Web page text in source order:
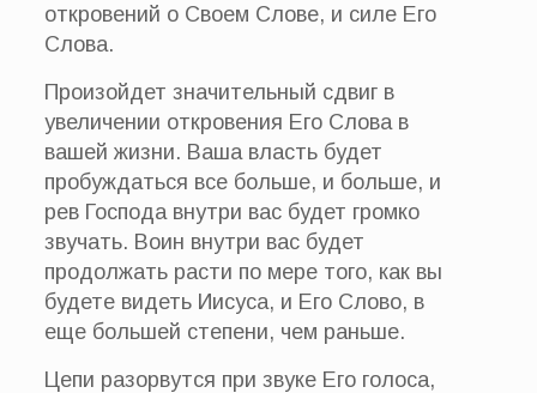
откровений о Своем Слове, и силе Его
Слова.
Произойдет значительный сдвиг в
увеличении откровения Его Слова в
вашей жизни. Ваша власть будет
пробуждаться все больше, и больше, и
рев Господа внутри вас будет громко
звучать. Воин внутри вас будет
продолжать расти по мере того, как вы
будете видеть Иисуса, и Его Слово, в
еще большей степени, чем раньше.
Цепи разорвутся при звуке Его голоса,